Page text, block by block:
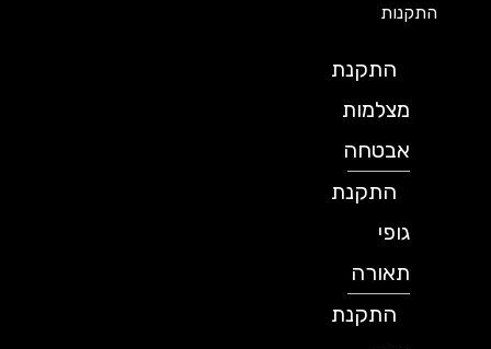
התקנות
התקנת
מצלמות
אבטחה
התקנת
תאורה
התקנת